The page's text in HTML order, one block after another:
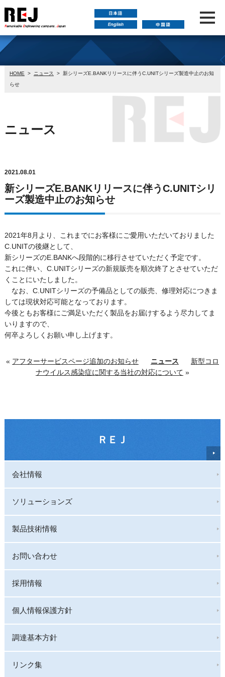
HOME > ニュース > 新シリーズE.BANKリリースに伴うC.UNITシリーズ製造中止のお知
らせ
ニュース
2021.08.01
新シリーズE.BANKリリースに伴うC.UNITシリ
ーズ製造中止のお知らせ
2021年8月より、これまでにお客様にご愛用いただいておりました
C.UNITの後継として、
新シリーズのE.BANKへ段階的に移行させていただく予定です。
これに伴い、C.UNITシリーズの新規販売を順次終了とさせていただ
くことにいたしました。
なお、C.UNITシリーズの予備品としての販売、修理対応につきま
しては現状対応可能となっております。
今後ともお客様にご満足いただく製品をお届けするよう尽力してま
いりますので、
何卒よろしくお願い申し上げます。
« アフターサービスページ追加のお知らせ ニュース
新型コロ
ナウイルス感染症に関する当社の対応について »
ＲＥＪ
会社情報
ソリューションズ
製品技術情報
お問い合わせ
採用情報
個人情報保護方針
調達基本方針
リンク集